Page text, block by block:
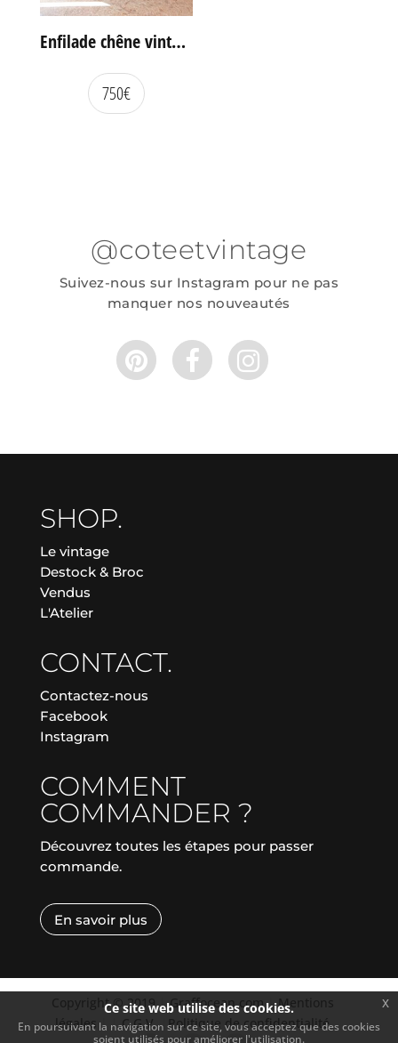
Enfilade chêne vintage portes coulissantes
750€
@coteetvintage
Suivez-nous sur Instagram pour ne pas
manquer nos nouveautés
SHOP.
Le vintage
Destock & Broc
Vendus
L'Atelier
CONTACT.
Contactez-nous
Facebook
Instagram
COMMENT
COMMANDER ?
Découvrez toutes les étapes pour passer
commande.
En savoir plus
Copyright © 2019| Graffocean.com | Mentions
légales | | C.G.V. |Politique de confidentialité
Ce site web utilise des cookies.
En poursuivant la navigation sur ce site, vous acceptez que des cookies
soient utilisés pour améliorer l'utilisation.
x